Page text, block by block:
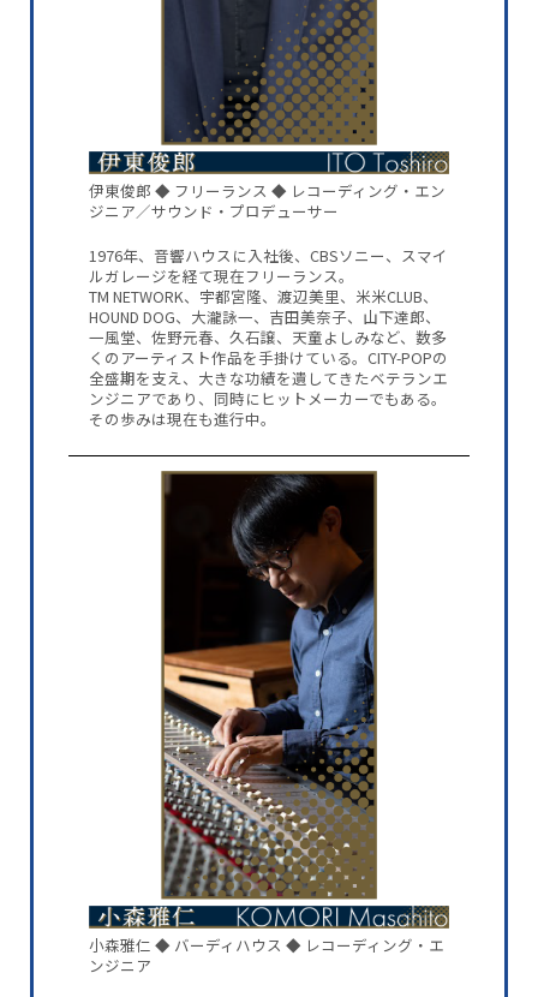
伊東俊郎 ◆ フリーランス ◆ レコーディング・エン
ジニア／サウンド・プロデューサー
1976年、音響ハウスに入社後、CBSソニー、スマイ
ルガレージを経て現在フリーランス。
TM NETWORK、宇都宮隆、渡辺美里、米米CLUB、
HOUND DOG、大瀧詠一、吉田美奈子、山下達郎、
一風堂、佐野元春、久石譲、天童よしみなど、数多
くのアーティスト作品を手掛けている。CITY-POPの
全盛期を支え、大きな功績を遺してきたベテランエ
ンジニアであり、同時にヒットメーカーでもある。
その歩みは現在も進行中。
小森雅仁 ◆ バーディハウス ◆ レコーディング・エ
ンジニア